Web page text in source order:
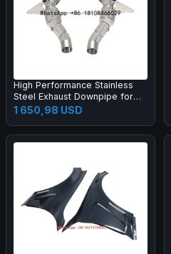
High Performance Stainless
Steel Exhaust Downpipe for
Ferrari F8
1 650,98 USD